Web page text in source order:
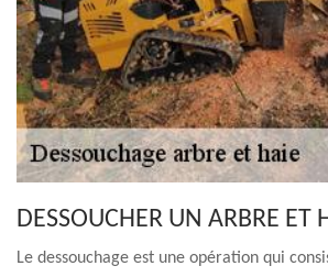
DESSOUCHER UN ARBRE ET
Le dessouchage est une opération qui